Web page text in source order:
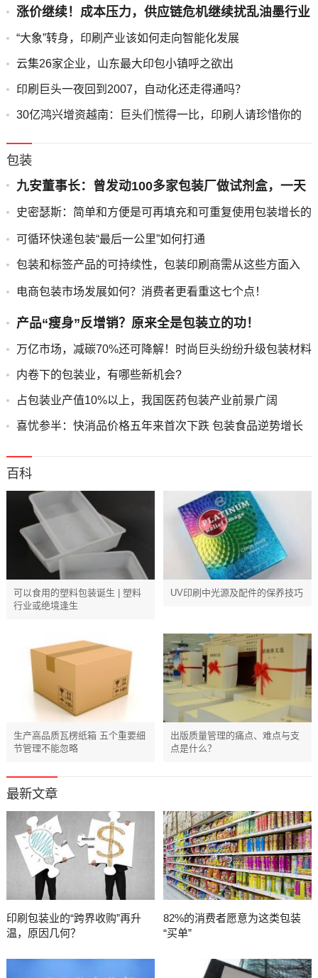
涨价继续！成本压力，供应链危机继续扰乱油墨行业
“大象”转身，印刷产业该如何走向智能化发展
云集26家企业，山东最大印包小镇呼之欲出
印刷巨头一夜回到2007，自动化还走得通吗？
30亿鸿兴增资越南：巨头们慌得一比，印刷人请珍惜你的
包装
九安董事长：曾发动100多家包装厂做试剂盒，一天
八架飞机送货
史密瑟斯：简单和方便是可再填充和可重复使用包装增长的
可循环快递包装“最后一公里”如何打通
包装和标签产品的可持续性，包装印刷商需从这些方面入
电商包装市场发展如何？消费者更看重这七个点！
产品“瘦身”反增销？原来全是包装立的功！
万亿市场，减碳70%还可降解！时尚巨头纷纷升级包装材料
内卷下的包装业，有哪些新机会?
占包装业产值10%以上，我国医药包装产业前景广阔
喜忧参半：快消品价格五年来首次下跌 包装食品逆势增长
百科
可以食用的塑料包装诞生 | 塑料
行业或绝境逢生
UV印刷中光源及配件的保养技巧
生产高品质瓦楞纸箱 五个重要细
节管理不能忽略
出版质量管理的痛点、难点与支
点是什么？
最新文章
印刷包装业的“跨界收购”再升
温，原因几何？
82%的消费者愿意为这类包装
“买单”